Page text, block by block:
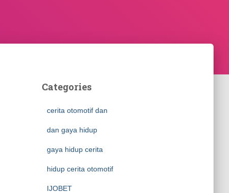
Categories
cerita otomotif dan
dan gaya hidup
gaya hidup cerita
hidup cerita otomotif
IJOBET